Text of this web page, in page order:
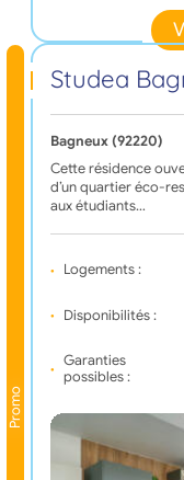
Promo
Studea
Bagneux (92220)
Cette résidence
d’un quartier éco-
aux étudiants…
Logements :
Disponibilités :
Garanties
possibles :